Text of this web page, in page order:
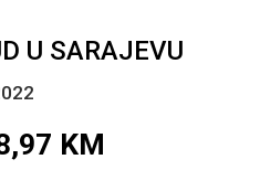
U SARAJEVU
KM